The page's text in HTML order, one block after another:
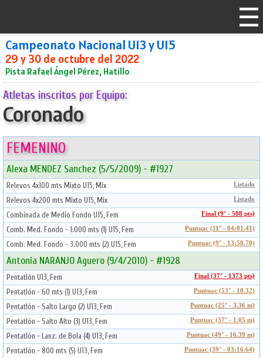
Campeonato Nacional U13 y U15
29 y 30 de octubre del 2022
Pista Rafael Ángel Pérez, Hatillo
Atletas inscritos por Equipo:
Coronado
FEMENINO
Alexa MENDEZ Sanchez (5/5/2009) - #1927
Relevos 4x100 mts Mixto U15, Mix Listado
Relevos 4x200 mts Mixto U15, Mix Listado
Combinada de Medio Fondo U15, Fem Final (9° - 508 pts)
Comb. Med. Fondo - 1.000 mts (1) U15, Fem Puntuac (11° - 04:01.41)
Comb. Med. Fondo - 3.000 mts (2) U15, Fem Puntuac (9° - 13:58.70)
Antonia NARANJO Aguero (9/4/2010) - #1928
Pentatlón U13, Fem Final (37° - 1373 pts)
Pentatlón - 60 mts (1) U13, Fem Puntuac (53° - 10.32)
Pentatlón - Salto Largo (2) U13, Fem Puntuac (25° - 3.36 m)
Pentatlón - Salto Alto (3) U13, Fem Puntuac (37° - 1.05 m)
Pentatlón - Lanz. de Bola (4) U13, Fem Puntuac (49° - 16.39 m)
Pentatlón - 800 mts (5) U13, Fem Puntuac (39° - 03:16.64)